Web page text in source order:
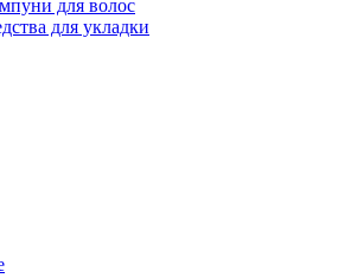
для волос
для укладки